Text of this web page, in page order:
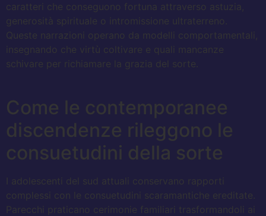
caratteri che conseguono fortuna attraverso astuzia,
generosità spirituale o intromissione ultraterreno.
Queste narrazioni operano da modelli comportamentali,
insegnando che virtù coltivare e quali mancanze
schivare per richiamare la grazia del sorte.
Come le contemporanee
discendenze rileggono le
consuetudini della sorte
I adolescenti del sud attuali conservano rapporti
complessi con le consuetudini scaramantiche ereditate.
Parecchi praticano cerimonie familiari trasformandoli ai